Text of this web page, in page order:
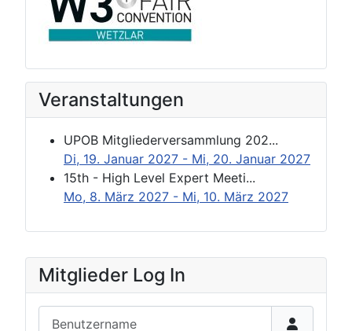
Mitglieder Log In
Veranstaltungen
UPOB Mitgliederversammlung 202...
Di, 19. Januar 2027 - Mi, 20. Januar 2027
15th - High Level Expert Meeti...
Mo, 8. März 2027 - Mi, 10. März 2027